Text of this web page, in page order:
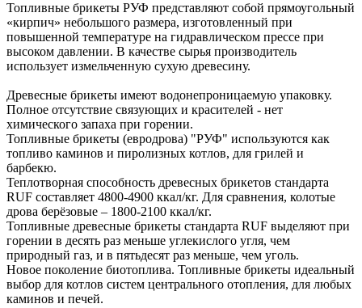
Топливные брикеты РУФ представляют собой прямоугольный
«кирпич» небольшого размера, изготовленный при
повышенной температуре на гидравлическом прессе при
высоком давлении. В качестве сырья производитель
использует измельченную сухую древесину.
Древесные брикеты имеют водонепроницаемую упаковку.
Полное отсутствие связующих и красителей - нет
химического запаха при горении.
Топливные брикеты (евродрова) "РУФ" используются как
топливо каминов и пиролизных котлов, для грилей и
барбекю.
Теплотворная способность древесных брикетов стандарта
RUF составляет 4800-4900 ккал/кг. Для сравнения, колотые
дрова берёзовые – 1800-2100 ккал/кг.
Топливные древесные брикеты стандарта RUF выделяют при
горении в десять раз меньше углекислого угля, чем
природный газ, и в пятьдесят раз меньше, чем уголь.
Новое поколение биотоплива. Топливные брикеты идеальный
выбор для котлов систем центрального отопления, для любых
каминов и печей.